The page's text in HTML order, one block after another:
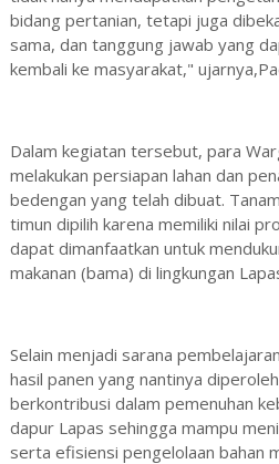
bidang pertanian, tetapi juga
sama, dan tanggung jawab yang
kembali ke masyarakat,"
Dalam kegiatan tersebut, para
melakukan persiapan lahan dan
bedengan yang telah dibuat.
timun dipilih karena memiliki nilai
dapat dimanfaatkan untuk
makanan (bama) di lingkungan
Selain menjadi sarana
hasil panen yang nantinya
berkontribusi dalam pemenuhan
dapur Lapas sehingga mampu
serta efisiensi pengelolaan bahan